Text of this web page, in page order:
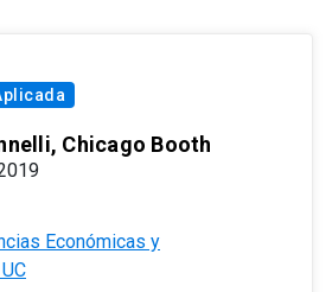
Chicago Booth
Económicas y